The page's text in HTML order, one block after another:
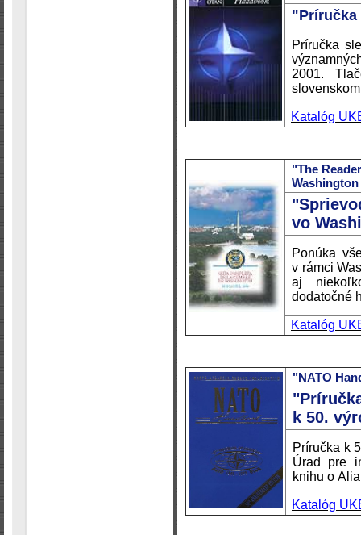
"Príručka
Príručka
2001.
Katalóg
"The
Washington
vo
Ponúka
v rámci
aj
dodatočné
Katalóg
"NATO
k 50.
Príručka k
Úrad pre
knihu o
Katalóg